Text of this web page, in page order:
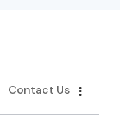
Contact Us